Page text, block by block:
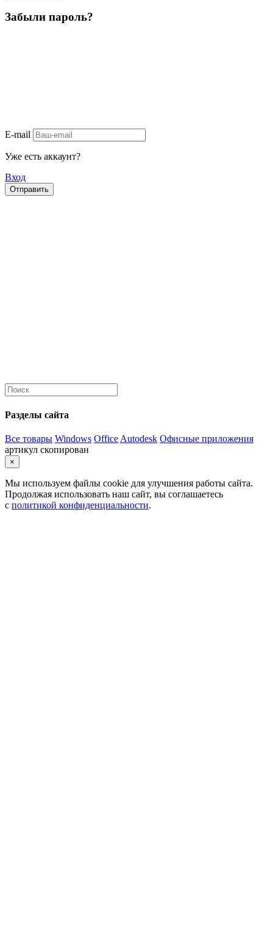
Забыли пароль?
E-mail
Уже есть аккаунт?
Вход
Отправить
Разделы сайта
Все товары Windows Office Autodesk Офисные приложения
артикул скопирован
×
Мы используем файлы cookie для улучшения работы сайта.
Продолжая использовать наш сайт, вы соглашаетесь
с политикой конфиденциальности.